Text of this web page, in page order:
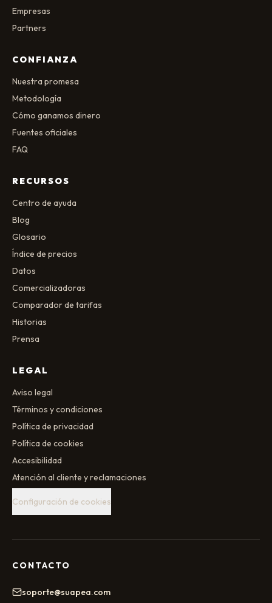
Empresas
Partners
CONFIANZA
Nuestra promesa
Metodología
Cómo ganamos dinero
Fuentes oficiales
FAQ
RECURSOS
Centro de ayuda
Blog
Glosario
Índice de precios
Datos
Comercializadoras
Comparador de tarifas
Historias
Prensa
LEGAL
Aviso legal
Términos y condiciones
Política de privacidad
Política de cookies
Accesibilidad
Atención al cliente y reclamaciones
Configuración de cookies
CONTACTO
soporte@suapea.com